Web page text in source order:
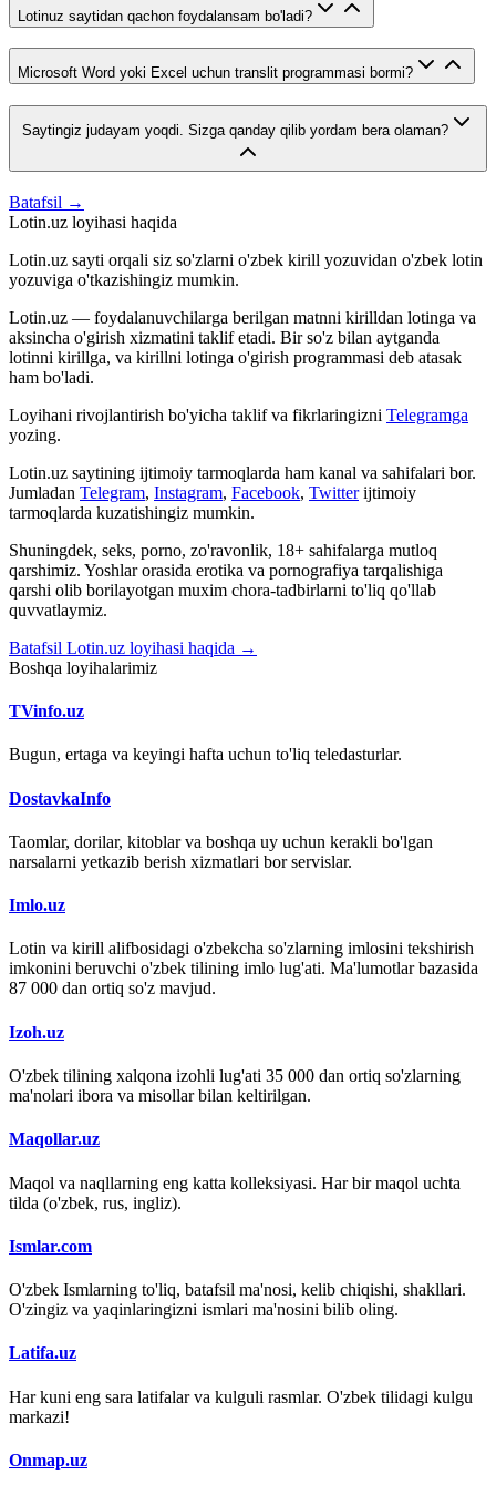
Lotinuz saytidan qachon foydalansam bo'ladi?
Microsoft Word yoki Excel uchun translit programmasi bormi?
Saytingiz judayam yoqdi. Sizga qanday qilib yordam bera olaman?
Batafsil →
Lotin.uz loyihasi haqida
Lotin.uz sayti orqali siz so'zlarni o'zbek kirill yozuvidan o'zbek lotin
yozuviga o'tkazishingiz mumkin.
Lotin.uz — foydalanuvchilarga berilgan matnni kirilldan lotinga va
aksincha o'girish xizmatini taklif etadi. Bir so'z bilan aytganda
lotinni kirillga, va kirillni lotinga o'girish programmasi deb atasak
ham bo'ladi.
Loyihani rivojlantirish bo'yicha taklif va fikrlaringizni Telegramga
yozing.
Lotin.uz saytining ijtimoiy tarmoqlarda ham kanal va sahifalari bor.
Jumladan Telegram, Instagram, Facebook, Twitter ijtimoiy
tarmoqlarda kuzatishingiz mumkin.
Shuningdek, seks, porno, zo'ravonlik, 18+ sahifalarga mutloq
qarshimiz. Yoshlar orasida erotika va pornografiya tarqalishiga
qarshi olib borilayotgan muxim chora-tadbirlarni to'liq qo'llab
quvvatlaymiz.
Batafsil Lotin.uz loyihasi haqida →
Boshqa loyihalarimiz
TVinfo.uz
Bugun, ertaga va keyingi hafta uchun to'liq teledasturlar.
DostavkaInfo
Taomlar, dorilar, kitoblar va boshqa uy uchun kerakli bo'lgan
narsalarni yetkazib berish xizmatlari bor servislar.
Imlo.uz
Lotin va kirill alifbosidagi o'zbekcha so'zlarning imlosini tekshirish
imkonini beruvchi o'zbek tilining imlo lug'ati. Ma'lumotlar bazasida
87 000 dan ortiq so'z mavjud.
Izoh.uz
O'zbek tilining xalqona izohli lug'ati 35 000 dan ortiq so'zlarning
ma'nolari ibora va misollar bilan keltirilgan.
Maqollar.uz
Maqol va naqllarning eng katta kolleksiyasi. Har bir maqol uchta
tilda (o'zbek, rus, ingliz).
Ismlar.com
O'zbek Ismlarning to'liq, batafsil ma'nosi, kelib chiqishi, shakllari.
O'zingiz va yaqinlaringizni ismlari ma'nosini bilib oling.
Latifa.uz
Har kuni eng sara latifalar va kulguli rasmlar. O'zbek tilidagi kulgu
markazi!
Onmap.uz